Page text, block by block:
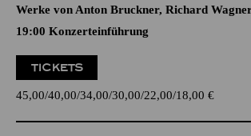
Werke von Anton Bruckner, Richard
19:00 Konzerteinführung
TICKETS
45,00 40,00 34,00 30,00 22,00 18,00 €